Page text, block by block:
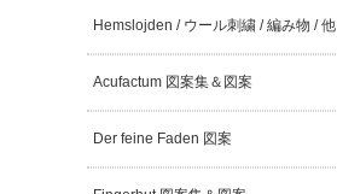
Hemslojden / ウール刺繍 / 編み物 / 他
Acufactum 図案集＆図案
Der feine Faden 図案